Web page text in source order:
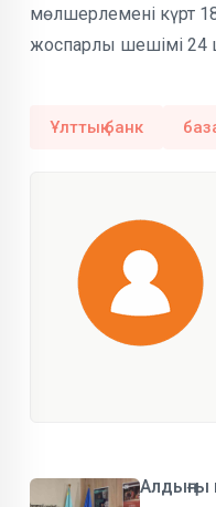
мөлшерлемені күрт
жоспарлы шешімі 24
Ұлттық банк
Алдыңғы